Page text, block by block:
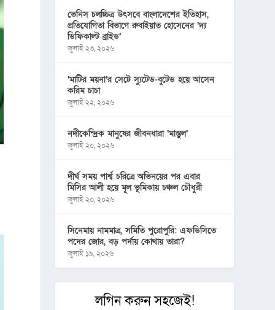
ভেনিস চলচ্চিত্র উৎসবে বাংলাদেশের ইতিহাস,
প্রতিযোগিতা বিভাগে রুবাইয়াত হোসেনের ‘দ্য
ডিফিকাল্ট ব্রাইড’
জুলাই ২৩, ২০২৬
‘মাটির ময়না’র সেটে স্যুটেড-বুটেড হয়ে আসেন
করিম চাচা
জুলাই ২২, ২০২৬
নদীকেন্দ্রিক মানুষের জীবনধারা ‘মাস্তুল’
জুলাই ২০, ২০২৬
দীর্ঘ সময় পার্শ্ব চরিত্রে অভিনয়ের পর এবার
মিসির আলী হয়ে মূল ভূমিকায় চঞ্চল চৌধুরী
জুলাই ২০, ২০২৬
সিনেমায় নামমাত্র, সমিতি পুরোপুরি: এফডিসিতে
পদের জোর, বড় পর্দায় কোথায় তারা?
জুলাই ১৯, ২০২৬
লগিন করুন সহজেই!